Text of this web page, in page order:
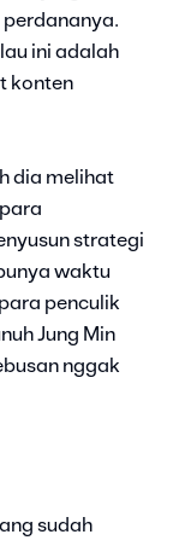
ini adalah
konten
dia melihat
strategi
waktu
penculik
Jung Min
nggak
sudah